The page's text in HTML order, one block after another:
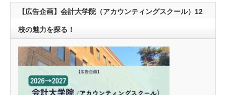
【広告企画】会計大学院（アカウンティングスクール）12
校の魅力を探る！